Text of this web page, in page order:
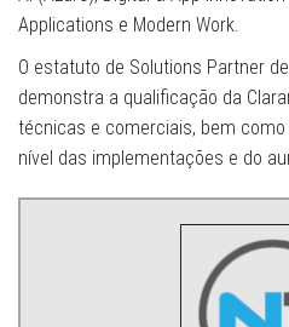
Applications e Modern Work.
O estatuto de Solutions Partner
demonstra a qualificação da
técnicas e comerciais, bem
nível das implementações e do